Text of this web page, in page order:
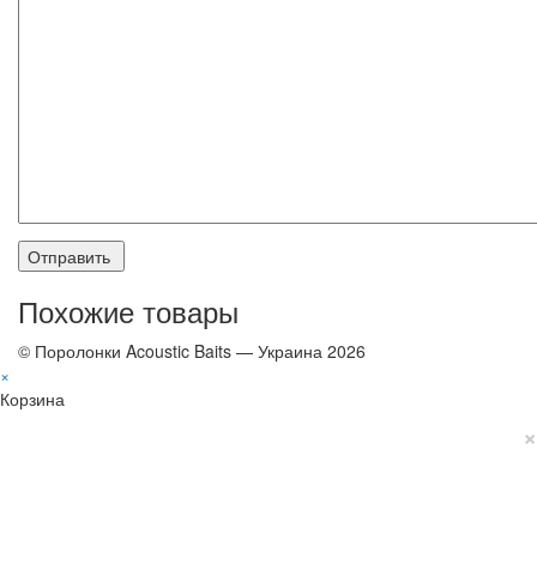
Похожие товары
© Поролонки Acoustic Baits — Украина 2026
×
Корзина
×